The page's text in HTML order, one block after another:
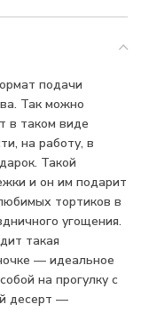
подачи
Так можно
в таком виде
на работу, в
Такой
и он им подарит
тортиков в
угощения.
такая
— идеальное
на прогулку с
десерт —